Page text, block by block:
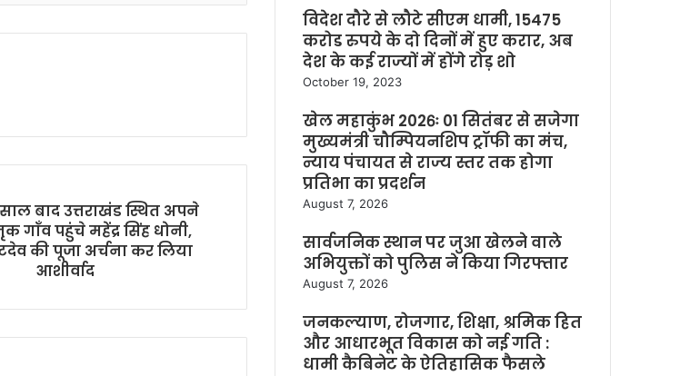
बाद उत्तराखंड स्थित अपने
गाँव पहुंचे महेंद्र सिंह धोनी,
की पूजा अर्चना कर लिया
आशीर्वाद
विदेश दौरे से लौटे सीएम धामी, 15475
करोड रुपये के दो दिनों में हुए करार, अब
देश के कई राज्यों में होंगे रोड़ शो
October 19, 2023
खेल महाकुंभ 2026ः 01 सितंबर से सजेगा
मुख्यमंत्री चौम्पियनशिप ट्रॉफी का मंच,
न्याय पंचायत से राज्य स्तर तक होगा
प्रतिभा का प्रदर्शन
August 7, 2026
सार्वजनिक स्थान पर जुआ खेलने वाले
अभियुक्तों को पुलिस ने किया गिरफ्तार
August 7, 2026
जनकल्याण, रोजगार, शिक्षा, श्रमिक हित
और आधारभूत विकास को नई गति :
धामी कैबिनेट के ऐतिहासिक फैसले